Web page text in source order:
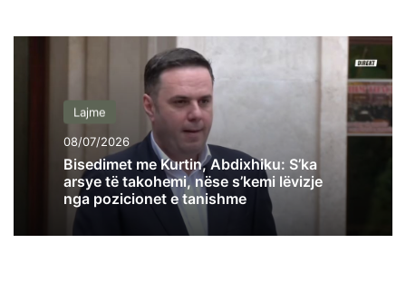
Lajme
08/07/2026
Bisedimet me Kurtin, Abdixhiku: S’ka
arsye të takohemi, nëse s’kemi lëvizje
nga pozicionet e tanishme